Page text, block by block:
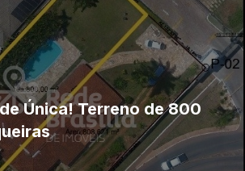
Única! Terreno de 800